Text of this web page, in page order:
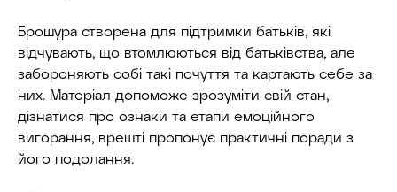
Брошура створена для підтримки батьків, які
відчувають, що втомлюються від батьківства, але
забороняють собі такі почуття та картають себе за
них. Матеріал допоможе зрозуміти свій стан,
дізнатися про ознаки та етапи емоційного
вигорання, врешті пропонує практичні поради з
його подолання.